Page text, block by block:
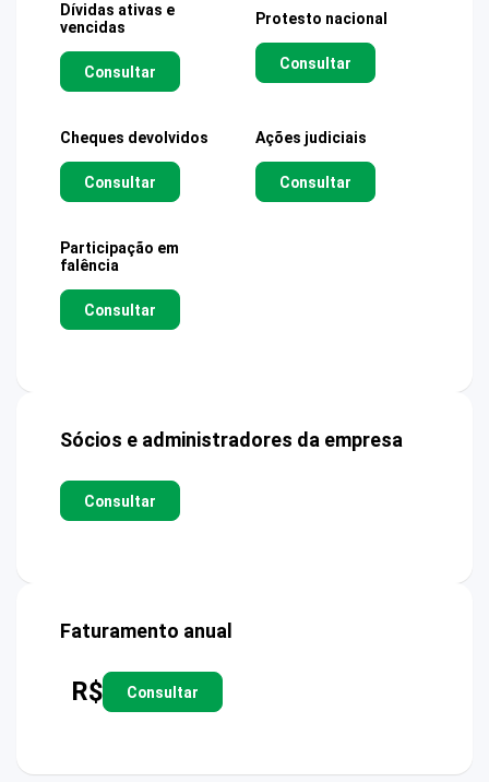
Dívidas ativas e
vencidas
Consultar
Protesto nacional
Consultar
Cheques devolvidos
Consultar
Ações judiciais
Consultar
Participação em
falência
Consultar
Sócios e administradores da empresa
Consultar
Faturamento anual
R$ Consultar